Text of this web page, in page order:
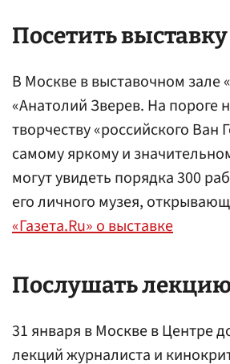
Посетить выставку
В Москве в выставочном
«Анатолий Зверев. На пороге
творчеству «российского Ван
самому яркому и
могут увидеть порядка 300
его личного музея,
«Газета.Ru» о выставке
Послушать
31 января в Москве в Центре
лекций журналиста и